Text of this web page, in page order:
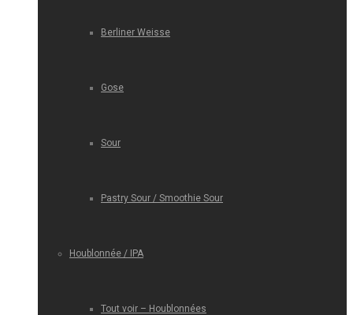
Berliner Weisse
Gose
Sour
Pastry Sour / Smoothie Sour
Houblonnée / IPA
Tout voir – Houblonnées